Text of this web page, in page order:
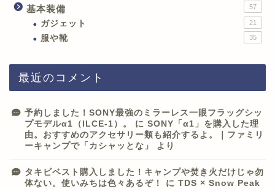
基本装備 57
ガジェット 21
服や靴 35
最近のコメント
予約しました！SONY最強のミラーレス一眼フラッグシッ
プモデルα1（ILCE-1）。
に SONY「α1」を購入した理
由。おすすめのアクセサリー類も紹介するよ。｜ファミリ
ーキャンプで「カシャッとな」
より
タキビベスト購入しました！キャンプや焚き火だけじゃ勿
体ない。使いみちは色々あるぞ！
に TDS × Snow Peak